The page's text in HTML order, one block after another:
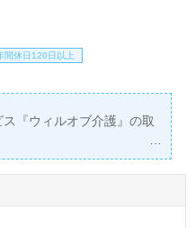
間休日120日以上
『ウィルオブ介護』の取
ださい♪
ポートいたします。